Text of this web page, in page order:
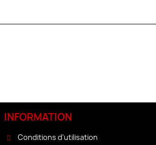
INFORMATION
Conditions d'utilisation